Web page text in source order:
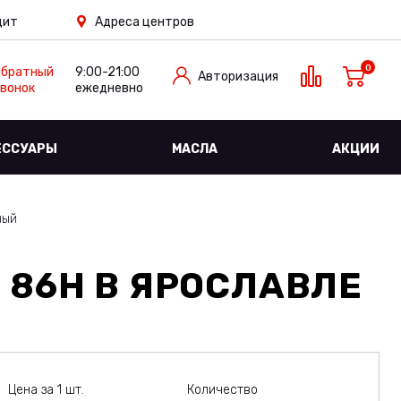
Адреса центров
9:00-21:00
ежедневно
Авторизация
0
МАСЛА АКЦИИ
86H В ЯРОСЛАВЛЕ
Цена за 1 шт. Количество